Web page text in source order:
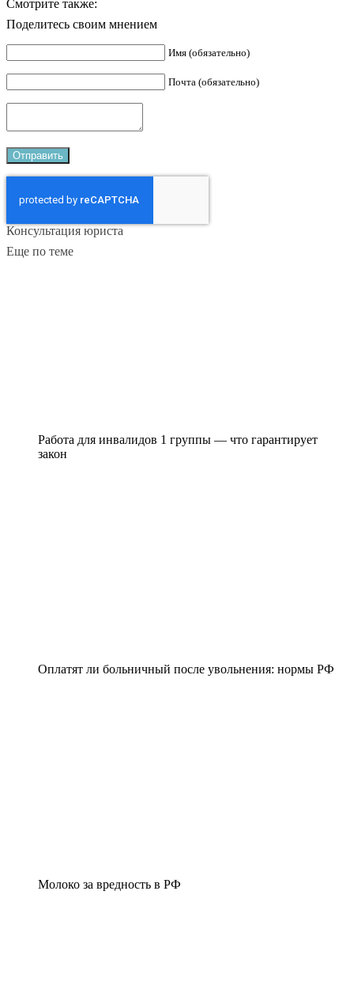
Смотрите также:
Поделитесь своим мнением
Имя (обязательно)
Почта (обязательно)
Консультация юриста
Еще по теме
Работа для инвалидов 1 группы — что гарантирует
закон
Оплатят ли больничный после увольнения: нормы РФ
Молоко за вредность в РФ